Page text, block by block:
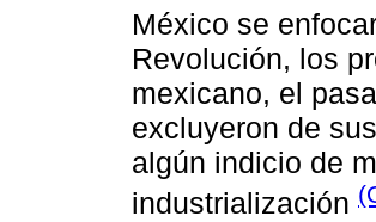
México se
Revolución, los
mexicano, el
excluyeron de
algún indicio de
industrialización